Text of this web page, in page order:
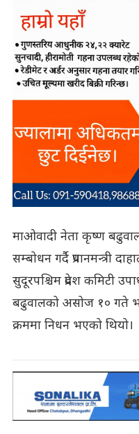
माओवादी नेता कृष्ण
सम्बोधन गर्दै प्रधानमन्त्री
सुदूरपश्चिम प्रदेश कमिटी
बढुवालको असोज १० गते
क्रममा निधन भएको थियो।